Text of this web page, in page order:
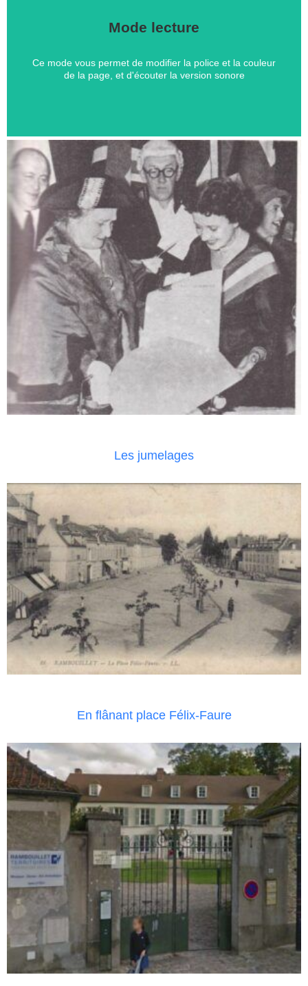
Mode lecture
Ce mode vous permet de modifier la police et la couleur
de la page, et d'écouter la version sonore
Vous avez besoin d'aide pour accéder à votre mode
Cliquer ici
Les jumelages
En flânant place Félix-Faure